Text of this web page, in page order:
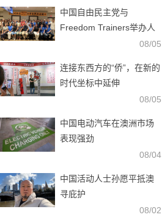
中国自由民主党与
Freedom Trainers举办人
08/05
连接东西方的“侨”，在新的
时代坐标中延伸
08/05
中国电动汽车在澳洲市场
表现强劲
08/04
中国活动人士孙愿平抵澳
寻庇护
08/02